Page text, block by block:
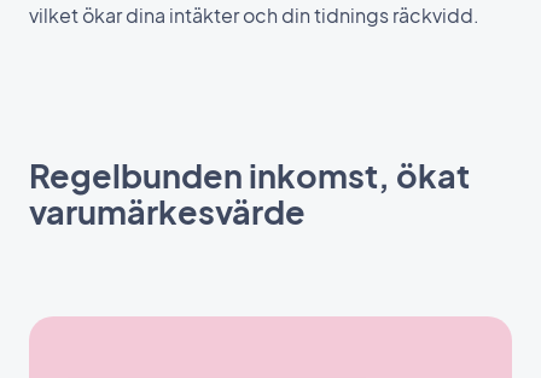
vilket ökar dina intäkter och din tidnings räckvidd.
Regelbunden inkomst, ökat
varumärkesvärde